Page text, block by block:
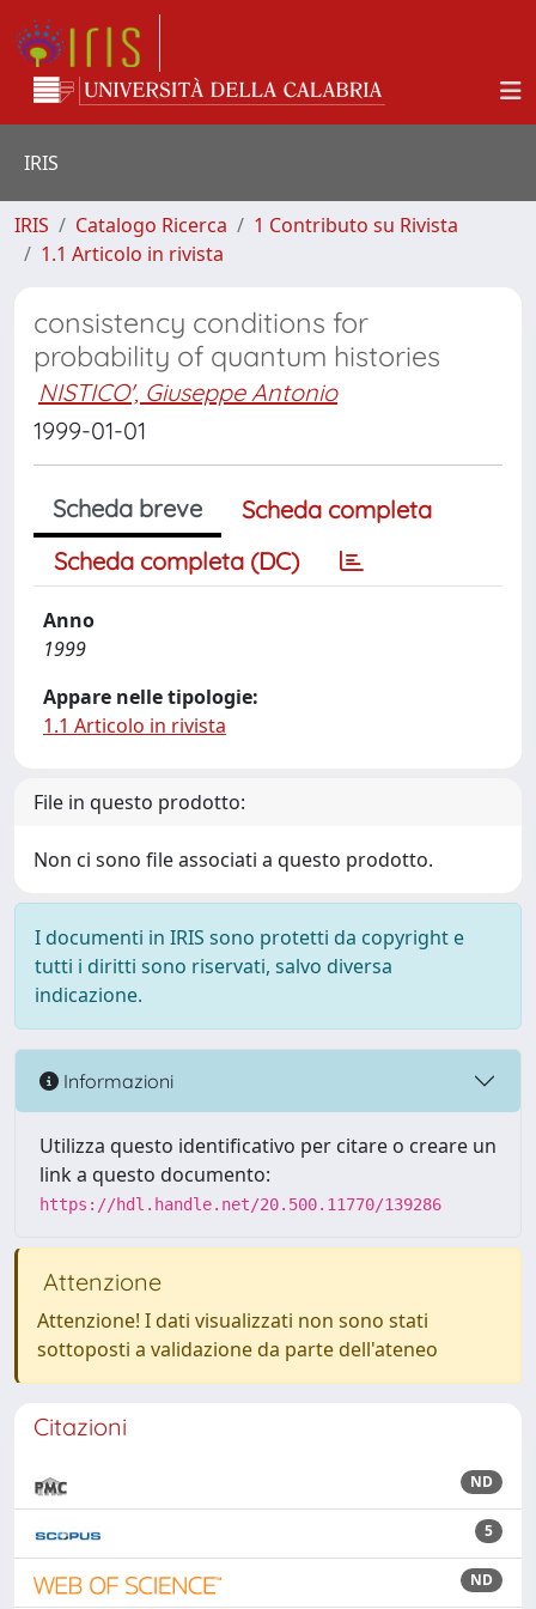
IRIS
IRIS Catalogo Ricerca
1 Contributo su Rivista
1.1 Articolo in rivista
consistency conditions for
probability of quantum histories
NISTICO', Giuseppe Antonio
1999-01-01
Scheda breve
Scheda completa
Scheda completa (DC)
Anno
1999
Appare nelle tipologie:
1.1 Articolo in rivista
File in questo prodotto:
Non ci sono file associati a questo prodotto.
I documenti in IRIS sono protetti da copyright e
tutti i diritti sono riservati, salvo diversa
indicazione.
Informazioni
Utilizza questo identificativo per citare o creare un
link a questo documento:
https://hdl.handle.net/20.500.11770/139286
Attenzione
Attenzione! I dati visualizzati non sono stati
sottoposti a validazione da parte dell'ateneo
Citazioni
ND
5
ND